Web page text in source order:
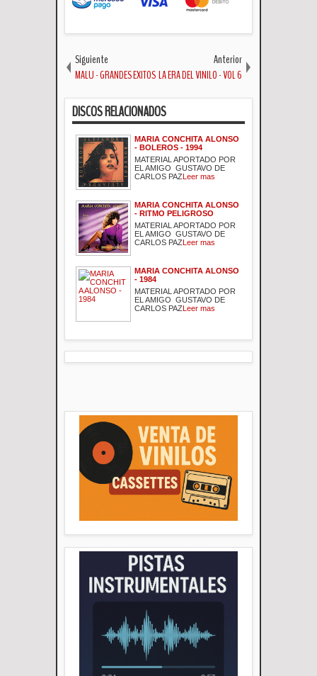
Siguiente
MALU - GRANDES EXITOS
Anterior
LA ERA DEL VINILO - VOL 6
DISCOS RELACIONADOS
MARIA CONCHITA ALONSO
- BOLEROS - 1994
MATERIAL APORTADO POR
EL AMIGO GUSTAVO DE
CARLOS PAZLeer mas
MARIA CONCHITA ALONSO
- RITMO PELIGROSO
MATERIAL APORTADO POR
EL AMIGO GUSTAVO DE
CARLOS PAZLeer mas
MARIA CONCHITA ALONSO
- 1984
MATERIAL APORTADO POR
EL AMIGO GUSTAVO DE
CARLOS PAZLeer mas